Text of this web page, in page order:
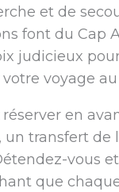
et de
font du Cap
judicieux
voyage
en
transfert de
vous
que